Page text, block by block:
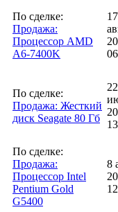
По сделке:
Продажа:
Процессор AMD
A6-7400K
17
По сделке:
Продажа: Жесткий
диск Seagate 80 Гб
22
По сделке:
Продажа:
Процессор Intel
Pentium Gold
G5400
8